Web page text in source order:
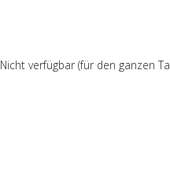
Nicht verfügbar (für den ganzen